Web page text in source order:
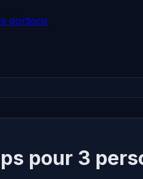
portions
pour 3